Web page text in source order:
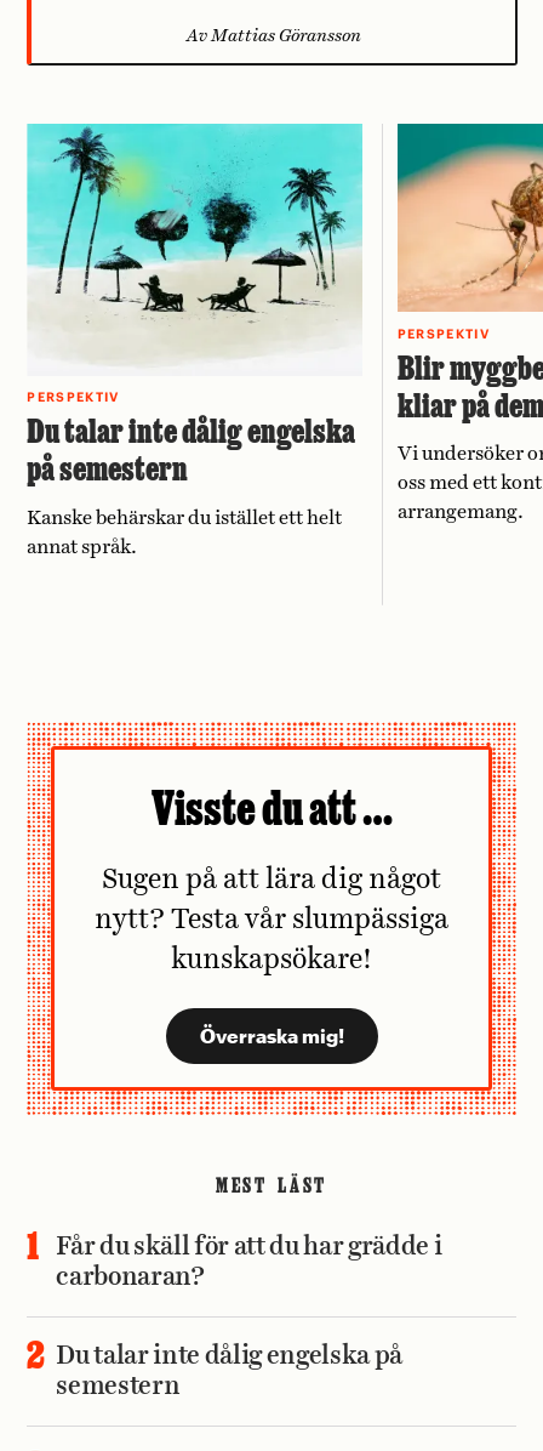
Av Mattias Göransson
PERSPEKTIV
Du talar inte dålig engelska
på semestern
Kanske behärskar du istället ett helt
annat språk.
PERSPEKTIV
Blir
kliar på
Vi undersöker
oss med ett
arrangemang.
Visste du att …
Sugen på att lära dig något
nytt? Testa vår slumpässiga
kunskapsökare!
MEST LÄST
Får du skäll för att du har grädde i
carbonaran?
Du talar inte dålig engelska på
semestern